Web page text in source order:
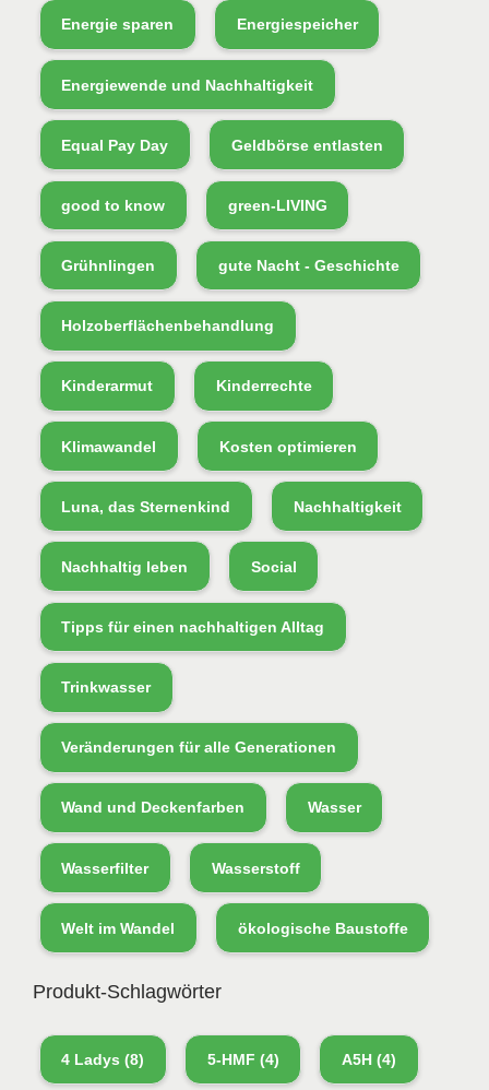
Energie sparen Energiespeicher
Energiewende und Nachhaltigkeit
Equal Pay Day Geldbörse entlasten
good to know green-LIVING
Grühnlingen gute Nacht - Geschichte
Holzoberflächenbehandlung
Kinderarmut Kinderrechte
Klimawandel Kosten optimieren
Luna, das Sternenkind Nachhaltigkeit
Nachhaltig leben Social
Tipps für einen nachhaltigen Alltag
Trinkwasser
Veränderungen für alle Generationen
Wand und Deckenfarben Wasser
Wasserfilter Wasserstoff
Welt im Wandel ökologische Baustoffe
Produkt-Schlagwörter
4 Ladys (8) 5-HMF (4) A5H(4)